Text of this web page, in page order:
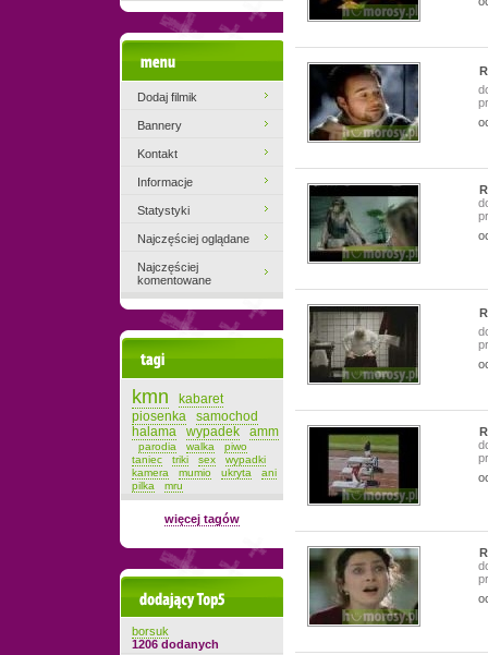
Dodaj filmik
Bannery
Kontakt
Informacje
Statystyki
Najczęściej oglądane
Najczęściej
komentowane
kmn
kabaret
piosenka
samochod
halama
wypadek amm
parodia walka
piwo
taniec
triki sex
wypadki
kamera
mumio ukryta
ani
pilka
mru
więcej tagów
Dodający top-5
borsuk
1206 dodanych